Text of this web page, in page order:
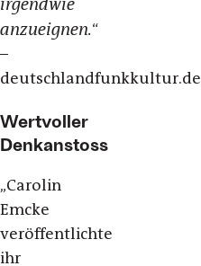
anzueignen.“
–
deutschlandfunkkultur.de
Wertvoller
Denkanstoss
„Carolin
Emcke
veröffentlichte
ihr